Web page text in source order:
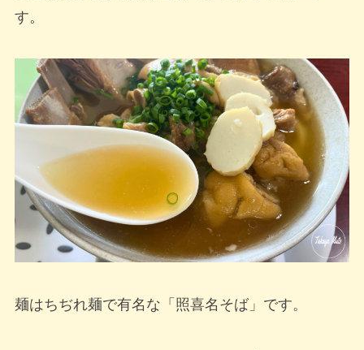
す。
麺はちぢれ麺で有名な「照喜名そば」です。